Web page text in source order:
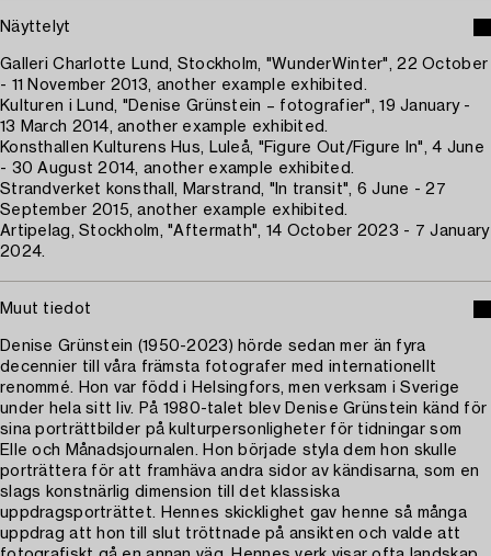
Näyttelyt
Galleri Charlotte Lund, Stockholm, "WunderWinter", 22 October
- 11 November 2013, another example exhibited.
Kulturen i Lund, "Denise Grünstein – fotografier", 19 January -
13 March 2014, another example exhibited.
Konsthallen Kulturens Hus, Luleå, "Figure Out/Figure In", 4 June
- 30 August 2014, another example exhibited.
Strandverket konsthall, Marstrand, "In transit", 6 June - 27
September 2015, another example exhibited.
Artipelag, Stockholm, "Aftermath", 14 October 2023 - 7 January
2024.
Muut tiedot
Denise Grünstein (1950-2023) hörde sedan mer än fyra
decennier till våra främsta fotografer med internationellt
renommé. Hon var född i Helsingfors, men verksam i Sverige
under hela sitt liv. På 1980-talet blev Denise Grünstein känd för
sina porträttbilder på kulturpersonligheter för tidningar som
Elle och Månadsjournalen. Hon började styla dem hon skulle
porträttera för att framhäva andra sidor av kändisarna, som en
slags konstnärlig dimension till det klassiska
uppdragsporträttet. Hennes skicklighet gav henne så många
uppdrag att hon till slut tröttnade på ansikten och valde att